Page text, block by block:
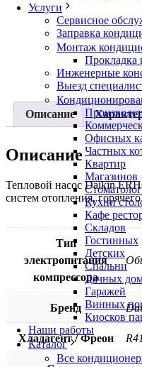
Услуги
Сервисное
Заправка
Монтаж
Прокладка
Инженерные
Выезд
Офисных
Частных
Квартир
Магазинов
Кухни
Кафе
Складов
Гостинных
Детских
Спальни
Дачных
Гаражей
Винных
Киосков
Наши работы
Каталог
Все
Описание
Описание
Тепловой насос Daikin
систем отопления,
Тип
электропитания
компрессора
Бренд
Хладагент / Фреон